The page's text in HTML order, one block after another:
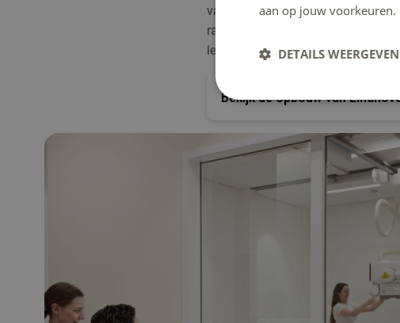
van het eerste jaar werk je 3
radiologie, echografie, nucleaire
leert.
Bekijk de opbouw van
aan op jouw voorkeuren.
DETAILS WEERGEVEN